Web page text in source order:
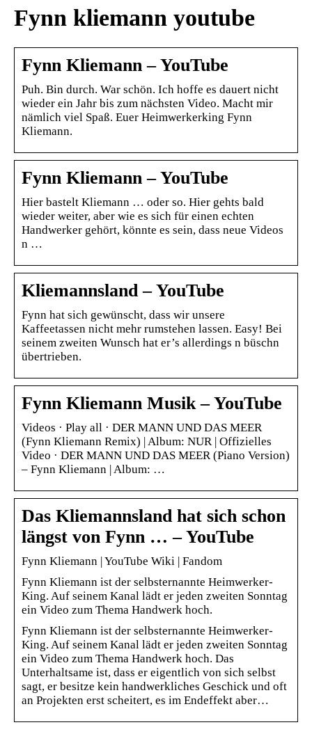
Fynn kliemann youtube
Fynn Kliemann – YouTube
Puh. Bin durch. War schön. Ich hoffe es dauert nicht
wieder ein Jahr bis zum nächsten Video. Macht mir
nämlich viel Spaß. Euer Heimwerkerking Fynn
Kliemann.
Fynn Kliemann – YouTube
Hier bastelt Kliemann … oder so. Hier gehts bald
wieder weiter, aber wie es sich für einen echten
Handwerker gehört, könnte es sein, dass neue Videos
n …
Kliemannsland – YouTube
Fynn hat sich gewünscht, dass wir unsere
Kaffeetassen nicht mehr rumstehen lassen. Easy! Bei
seinem zweiten Wunsch hat er’s allerdings n büschn
übertrieben.
Fynn Kliemann Musik – YouTube
Videos · Play all · DER MANN UND DAS MEER
(Fynn Kliemann Remix) | Album: NUR | Offizielles
Video · DER MANN UND DAS MEER (Piano Version)
– Fynn Kliemann | Album: …
Das Kliemannsland hat sich schon
längst von Fynn … – YouTube
Fynn Kliemann | YouTube Wiki | Fandom
Fynn Kliemann ist der selbsternannte Heimwerker-
King. Auf seinem Kanal lädt er jeden zweiten Sonntag
ein Video zum Thema Handwerk hoch.
Fynn Kliemann ist der selbsternannte Heimwerker-
King. Auf seinem Kanal lädt er jeden zweiten Sonntag
ein Video zum Thema Handwerk hoch. Das
Unterhaltsame ist, dass er eigentlich von sich selbst
sagt, er besitze kein handwerkliches Geschick und oft
an Projekten erst scheitert, es im Endeffekt aber…